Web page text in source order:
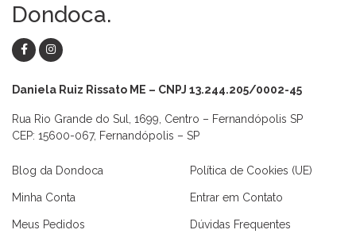
Dondoca.
Daniela Ruiz Rissato ME – CNPJ 13.244.205/0002-45
Rua Rio Grande do Sul, 1699, Centro – Fernandópolis SP
CEP: 15600-067, Fernandópolis – SP
Blog da Dondoca
Minha Conta
Meus Pedidos
Política de Cookies (UE)
Entrar em Contato
Dúvidas Frequentes